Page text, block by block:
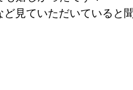
ど見ていただいている